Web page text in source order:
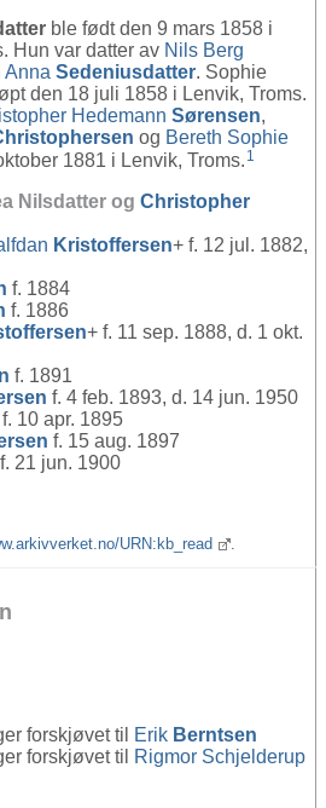
ble født den 9 mars 1858 i
Hun var datter av Nils Berg
Anna Sedeniusdatter. Sophie
den 18 juli 1858 i Lenvik, Troms.
Hedemann Sørensen,
og Bereth Sophie
1881 i Lenvik, Troms. 1
Nilsdatter og Christopher
Kristoffersen+ f. 12 jul. 1882,
f. 1884
f. 1886
+ f. 11 sep. 1888, d. 1 okt.
f. 1891
f. 4 feb. 1893, d. 14 jun. 1950
f. 10 apr. 1895
f. 15 aug. 1897
f. 21 jun. 1900
URN:kb_read .
forskjøvet til
Erik Berntsen
forskjøvet til
Rigmor Schjelderup